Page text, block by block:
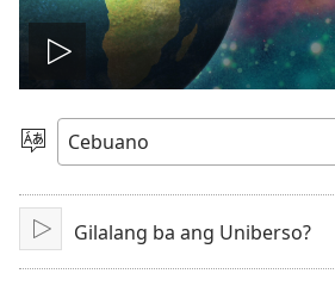
I-
play
ang
video
Pagpilig
Pinulongan
I-
play
Gilalang ba ang Uniberso?